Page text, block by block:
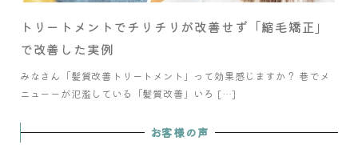
トリートメントでチリチリが改善せず「縮毛矯正」
で改善した実例
みなさん「髪質改善トリートメント」って効果感じますか？ 巷でメ
ニューーが氾濫している「髪質改善」いろ […]
お客様の声